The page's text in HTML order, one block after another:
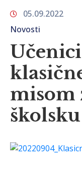
NOVOSTI
KONTAKT
05.09.2022
Novosti
misom